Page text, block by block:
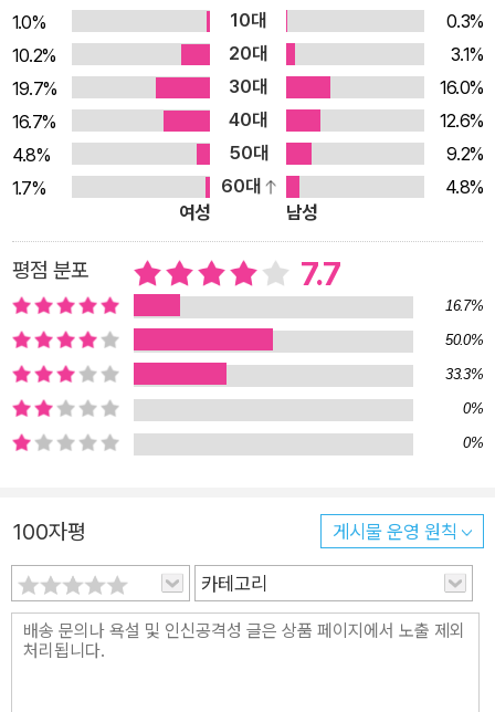
1.0% 10대
0.3%
10.2%
20대
3.1%
19.7%
30대
16.0%
16.7%
40대
12.6%
4.8%
50대
9.2%
1.7%
60대
4.8%
여성
남성
평점 분포 7.7
16.7%
50.0%
33.3%
0%
0%
100자평 게시물 운영 원칙
카테고리